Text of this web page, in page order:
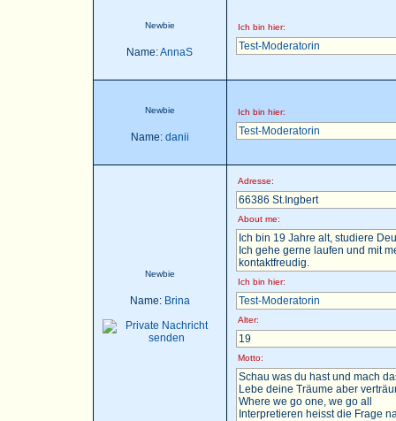
Newbie
Name:AnnaS
Ich bin hier:
Test-Moderatorin
Newbie
Name: danii
Ich bin hier:
Test-Moderatorin
Newbie
Name: Brina
Adresse:
66386 St.Ingbert
About me:
Ich bin 19 Jahre alt, studiere
Ich gehe gerne laufen und mit
kontaktfreudig.
Ich bin hier:
Test-Moderatorin
Alter:
19
Motto:
Schau was du hast und mach
Lebe deine Träume aber
Where we go one, we go all
Interpretieren heisst die Frage